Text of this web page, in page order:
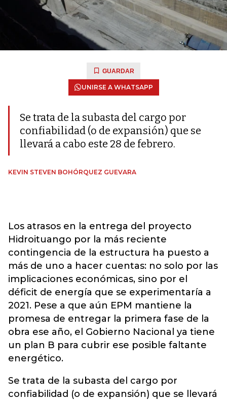
GUARDAR
UNIRSE A WHATSAPP
Se trata de la subasta del cargo por
confiabilidad (o de expansión) que se
llevará a cabo este 28 de febrero.
KEVIN STEVEN BOHÓRQUEZ GUEVARA
Los atrasos en la entrega del proyecto
Hidroituango por la más reciente
contingencia de la estructura ha puesto a
más de uno a hacer cuentas: no solo por las
implicaciones económicas, sino por el
déficit de energía que se experimentaría a
2021. Pese a que aún EPM mantiene la
promesa de entregar la primera fase de la
obra ese año, el Gobierno Nacional ya tiene
un plan B para cubrir ese posible faltante
energético.
Se trata de la subasta del cargo por
confiabilidad (o de expansión) que se llevará